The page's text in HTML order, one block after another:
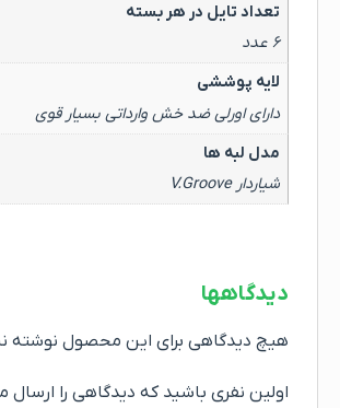
تعداد تایل در هر بسته
۶ عدد
لایه پوششی
دارای اورلی ضد خش وارداتی بسیار قوی
مدل لبه ها
شیاردار V.Groove
دیدگاهها
هیچ دیدگاهی برای این محصول نوشته
اولین نفری باشید که دیدگاهی را ارسال